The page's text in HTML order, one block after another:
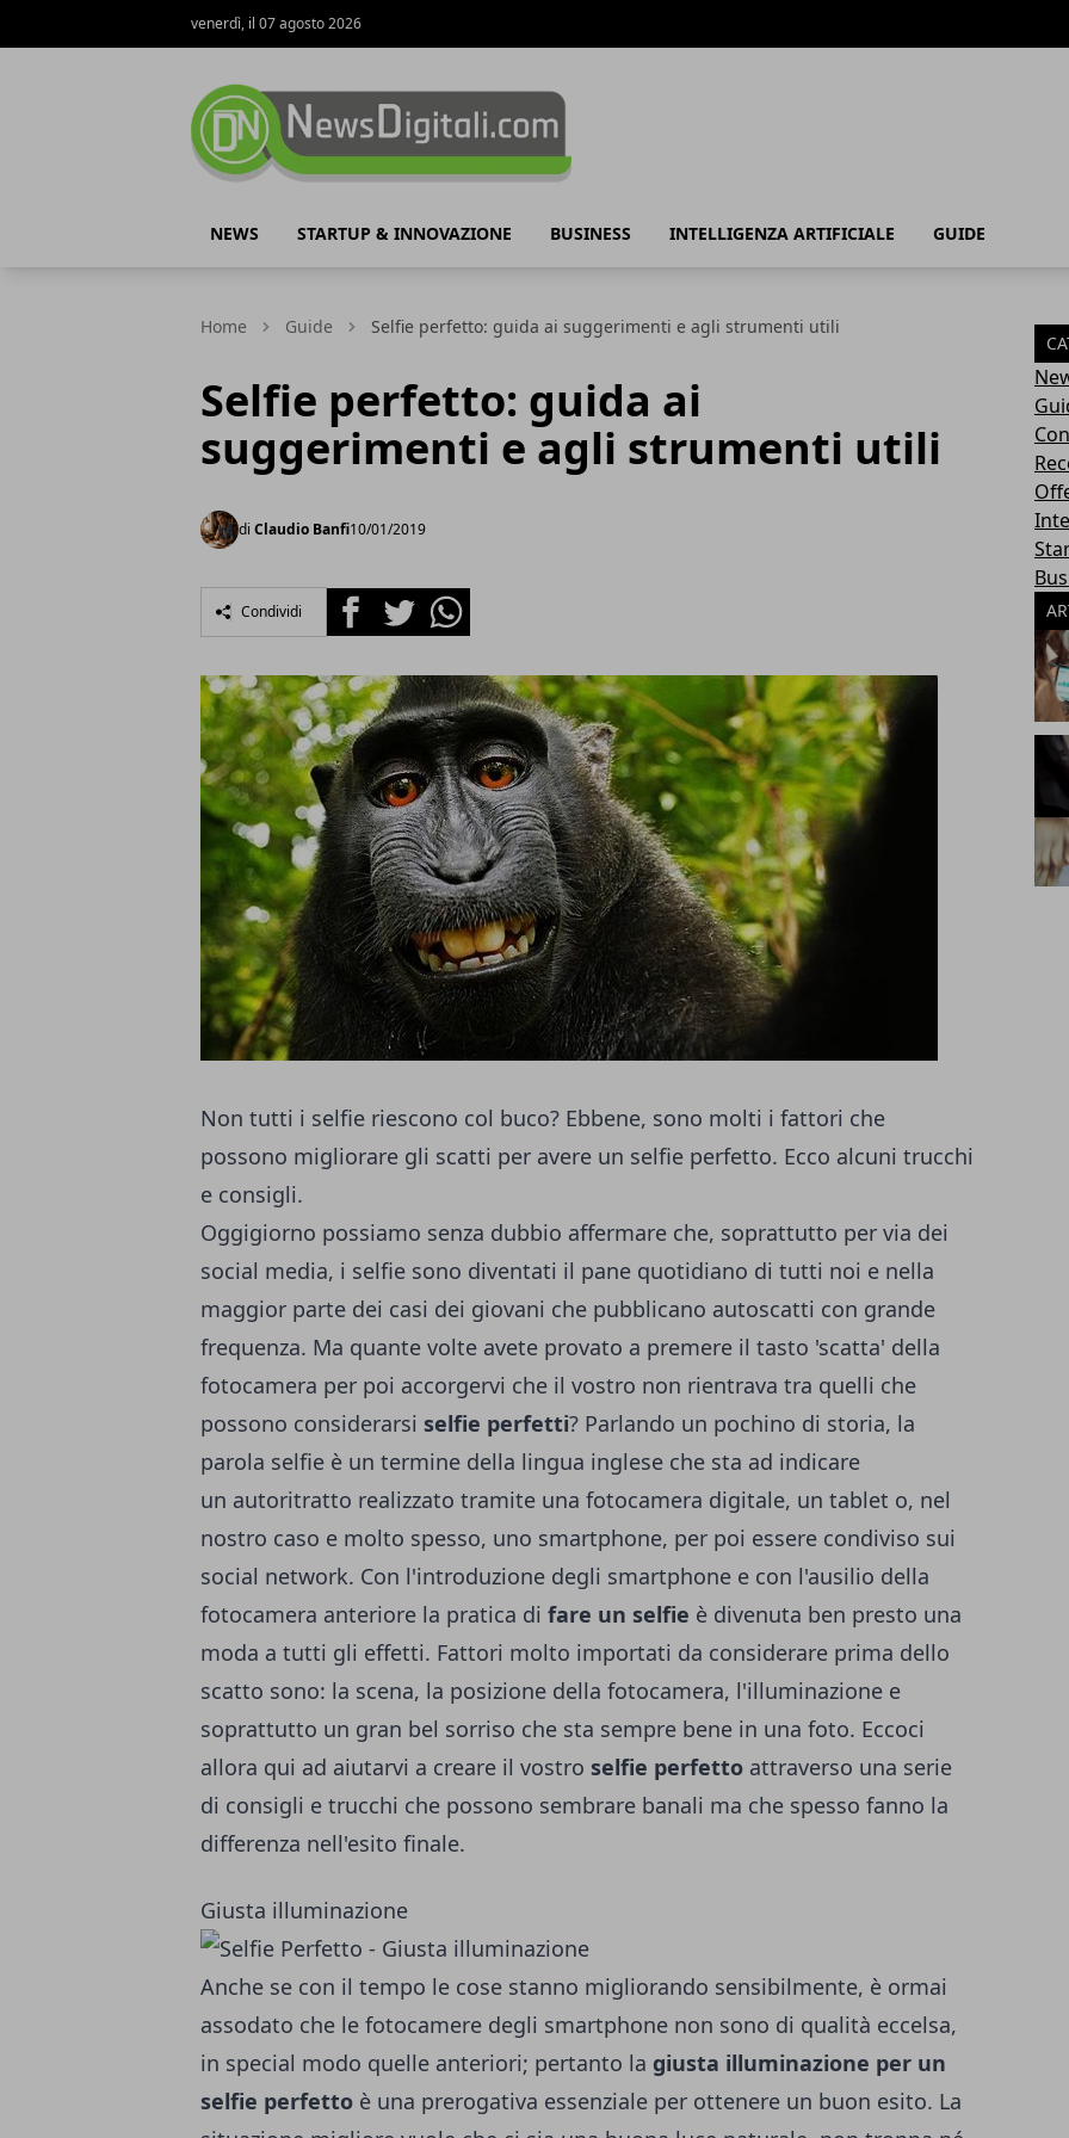
venerdì, il 07 agosto 2026
NEWS STARTUP & INNOVAZIONE BUSINESS INTELLIGENZA ARTIFICIALE GUIDE
Home Guide Selfie perfetto: guida ai suggerimenti e agli strumenti utili
Selfie perfetto: guida ai
suggerimenti e agli strumenti utili
di Claudio Banfi10/01/2019
Condividi FacebookTwitterWhatsapp
Non tutti i selfie riescono col buco? Ebbene, sono molti i fattori che
possono migliorare gli scatti per avere un selfie perfetto. Ecco alcuni trucchi
e consigli.
Oggigiorno possiamo senza dubbio affermare che, soprattutto per via dei
social media, i selfie sono diventati il pane quotidiano di tutti noi e nella
maggior parte dei casi dei giovani che pubblicano autoscatti con grande
frequenza. Ma quante volte avete provato a premere il tasto 'scatta' della
fotocamera per poi accorgervi che il vostro non rientrava tra quelli che
possono considerarsi selfie perfetti? Parlando un pochino di storia, la
parola selfie è un termine della lingua inglese che sta ad indicare
un autoritratto realizzato tramite una fotocamera digitale, un tablet o, nel
nostro caso e molto spesso, uno smartphone, per poi essere condiviso sui
social network. Con l'introduzione degli smartphone e con l'ausilio della
fotocamera anteriore la pratica di fare un selfie è divenuta ben presto una
moda a tutti gli effetti. Fattori molto importati da considerare prima dello
scatto sono: la scena, la posizione della fotocamera, l'illuminazione e
soprattutto un gran bel sorriso che sta sempre bene in una foto. Eccoci
allora qui ad aiutarvi a creare il vostro selfie perfetto attraverso una serie
di consigli e trucchi che possono sembrare banali ma che spesso fanno la
differenza nell'esito finale.
Giusta illuminazione
Anche se con il tempo le cose stanno migliorando sensibilmente, è ormai
assodato che le fotocamere degli smartphone non sono di qualità eccelsa,
in special modo quelle anteriori; pertanto la giusta illuminazione per un
selfie perfetto è una prerogativa essenziale per ottenere un buon esito. La